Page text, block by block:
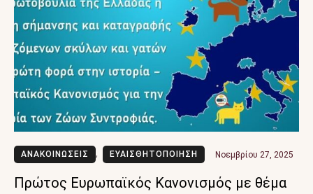
ΑΝΑΚΟΙΝΩΣΕΙΣ , ΕΥΑΙΣΘΗΤΟΠΟΙΗΣΗ Νοεμβρίου 27, 2025
Πρώτος Ευρωπαϊκός Κανονισμός με θέμα